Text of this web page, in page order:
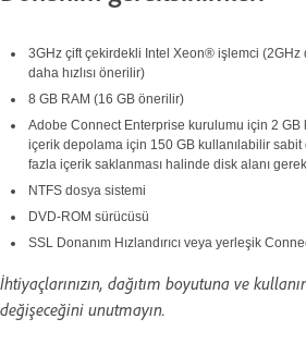
3GHz çift çekirdekli Intel Xeon® işlemci
daha hızlısı önerilir)
8 GB RAM (16 GB önerilir)
Adobe Connect Enterprise kurulumu için 2 GB
içerik depolama için 150 GB kullanılabilir
fazla içerik saklanması halinde disk alanı
NTFS dosya sistemi
DVD-ROM sürücüsü
SSL Donanım Hızlandırıcı veya yerleşik
İhtiyaçlarınızın, dağıtım boyutuna ve
değişeceğini unutmayın.